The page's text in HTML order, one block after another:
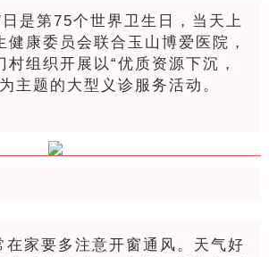
是第75个世界卫生日，当天上
健康委员会联合玉山博爱医院，
村组织开展以“优质资源下沉，
主题的大型义诊服务活动。
在家要多注意开窗通风。天气好